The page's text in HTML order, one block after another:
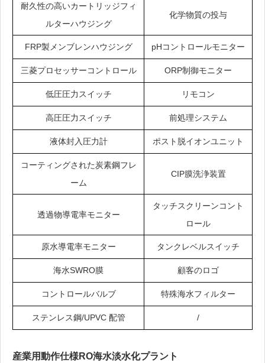
耐久性の高いカートリッジフィ
ルターハウジング
化学物質の投与
FRP製メンブレンハウジング pHコントロールモニター
三菱プロセッサーコントロール ORP制御モニター
低圧圧力スイッチ リモコン
高圧圧力スイッチ 前処理システム
液体封入圧力計 ポスト脱イオンユニット
コーティングされた炭素鋼フレ
ーム
CIP膜洗浄装置
透過物導電率モニター
タッチスクリーンコント
ロール
原水導電率モニター タンクレベルスイッチ
海水SWRO膜 顧客のロゴ
コントロールバルブ 特殊海水フィルター
ステンレス鋼/UPVC 配管 /
産業用動作仕様RO海水淡水化プラント